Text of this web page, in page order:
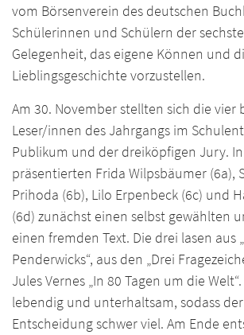
vom Börsenverein des deutschen
Schülerinnen und Schülern der
Gelegenheit, das eigene Können und
Lieblingsgeschichte vorzustellen.
Am 30. November stellten sich die vier
Leser/innen des Jahrgangs im
Publikum und der dreiköpfigen Jury.
präsentierten Frida Wilpsbäumer (6a),
Prihoda (6b), Lilo Erpenbeck (6c) und
(6d) zunächst einen selbst gewählten
einen fremden Text. Die drei lasen aus
Penderwicks“, aus den „Drei
Jules Vernes „In 80 Tagen um die
lebendig und unterhaltsam, sodass
Entscheidung schwer viel. Am Ende